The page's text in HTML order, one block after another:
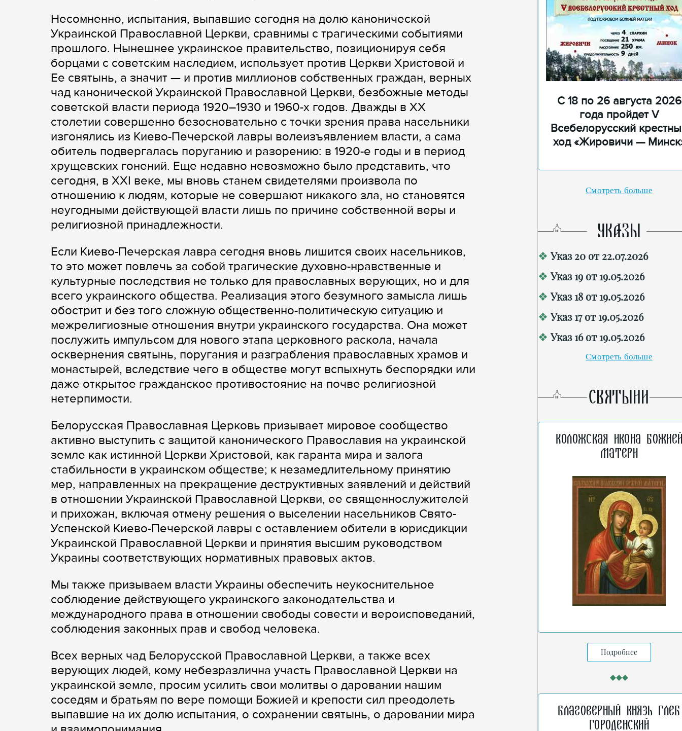
Несомненно, испытания, выпавшие сегодня на долю канонической
Украинской Православной Церкви, сравнимы с трагическими событиями
прошлого. Нынешнее украинское правительство, позиционируя себя
борцами с советским наследием, использует против Церкви Христовой и
Ее святынь, а значит — и против миллионов собственных граждан, верных
чад канонической Украинской Православной Церкви, безбожные методы
советской власти периода 1920–1930 и 1960-х годов. Дважды в XX
столетии совершенно безосновательно с точки зрения права насельники
изгонялись из Киево-Печерской лавры волеизъявлением власти, а сама
обитель подвергалась поруганию и разорению: в 1920-е годы и в период
хрущевских гонений. Еще недавно невозможно было представить, что
сегодня, в XXI веке, мы вновь станем свидетелями произвола по
отношению к людям, которые не совершают никакого зла, но становятся
неугодными действующей власти лишь по причине собственной веры и
религиозной принадлежности.
Если Киево-Печерская лавра сегодня вновь лишится своих насельников,
то это может повлечь за собой трагические духовно-нравственные и
культурные последствия не только для православных верующих, но и для
всего украинского общества. Реализация этого безумного замысла лишь
обострит и без того сложную общественно-политическую ситуацию и
межрелигиозные отношения внутри украинского государства. Она может
послужить импульсом для нового этапа церковного раскола, начала
осквернения святынь, поругания и разграбления православных храмов и
монастырей, вследствие чего в обществе могут вспыхнуть беспорядки или
даже открытое гражданское противостояние на почве религиозной
нетерпимости.
Белорусская Православная Церковь призывает мировое сообщество
активно выступить с защитой канонического Православия на украинской
земле как истинной Церкви Христовой, как гаранта мира и залога
стабильности в украинском обществе; к незамедлительному принятию
мер, направленных на прекращение деструктивных заявлений и действий
в отношении Украинской Православной Церкви, ее священнослужителей
и прихожан, включая отмену решения о выселении насельников Свято-
Успенской Киево-Печерской лавры с оставлением обители в юрисдикции
Украинской Православной Церкви и принятия высшим руководством
Украины соответствующих нормативных правовых актов.
Мы также призываем власти Украины обеспечить неукоснительное
соблюдение действующего украинского законодательства и
международного права в отношении свободы совести и вероисповеданий,
соблюдения законных прав и свобод человека.
Всех верных чад Белорусской Православной Церкви, а также всех
верующих людей, кому небезразлична участь Православной Церкви на
украинской земле, просим усилить свои молитвы о даровании нашим
соседям и братьям по вере помощи Божией и крепости сил преодолеть
выпавшие на их долю испытания, о сохранении святынь, о даровании мира
С 18 по 26 августа 2026
года пройдет V
Всебелорусский
ход «Жировичи —
Смотреть больше
УКАЗЫ
Указ 20 от 22.07.2026
Указ 19 от 19.05.2026
Указ 18 от 19.05.2026
Указ 17 от 19.05.2026
Указ 16 от 19.05.2026
Смотреть больше
СВЯТЫНИ
Коложская икона
Матери
Подробнее
Благоверный князь Глеб
Городенский